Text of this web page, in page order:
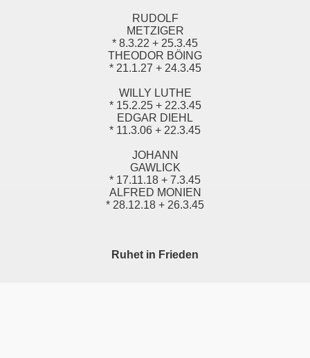
RUDOLF
METZIGER
* 8.3.22 + 25.3.45
THEODOR BÖING
* 21.1.27 + 24.3.45
WILLY LUTHE
* 15.2.25 + 22.3.45
EDGAR DIEHL
* 11.3.06 + 22.3.45
JOHANN
GAWLICK
* 17.11.18 + 7.3.45
ALFRED MONIEN
* 28.12.18 + 26.3.45
Ruhet in Frieden